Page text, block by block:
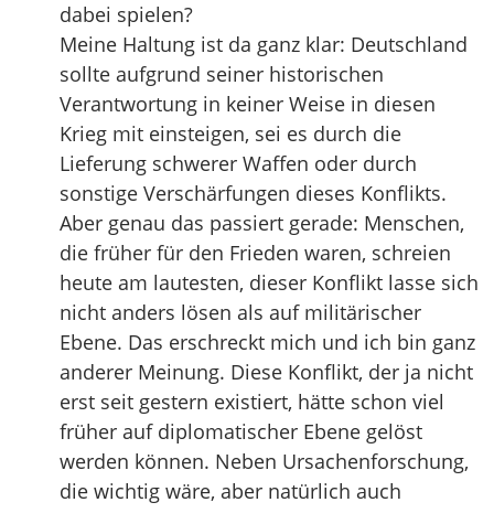
dabei spielen?
Meine Haltung ist da ganz klar: Deutschland
sollte aufgrund seiner historischen
Verantwortung in keiner Weise in diesen
Krieg mit einsteigen, sei es durch die
Lieferung schwerer Waffen oder durch
sonstige Verschärfungen dieses Konflikts.
Aber genau das passiert gerade: Menschen,
die früher für den Frieden waren, schreien
heute am lautesten, dieser Konflikt lasse sich
nicht anders lösen als auf militärischer
Ebene. Das erschreckt mich und ich bin ganz
anderer Meinung. Diese Konflikt, der ja nicht
erst seit gestern existiert, hätte schon viel
früher auf diplomatischer Ebene gelöst
werden können. Neben Ursachenforschung,
die wichtig wäre, aber natürlich auch